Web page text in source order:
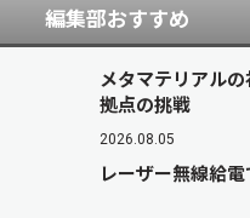
編集部おすすめ
メタマテリアル
拠点の挑戦
2026.08.05
レーザー無線給